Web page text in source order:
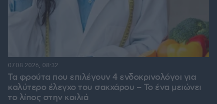
Τα φρούτα που επιλέγουν 4 ενδοκρινολόγοι για
καλύτερο έλεγχο του σακχάρου – Το ένα μειώνει
το λίπος στην κοιλιά
07.08.2026, 08:32